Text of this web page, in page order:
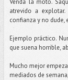
Venda la moto.
atrevido a
confianza y no dude,
Ejemplo práctico.
que suena horrible,
Mucho mejor
mediados de